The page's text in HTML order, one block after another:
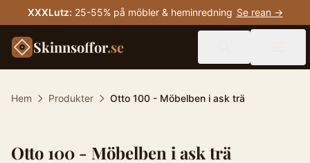
XXXLutz: 25-55% på möbler & heminredning Se rean →
Skinnsoffor.se
Hem Produkter Otto 100 - Möbelben i ask trä
Otto 100 - Möbelben i ask trä